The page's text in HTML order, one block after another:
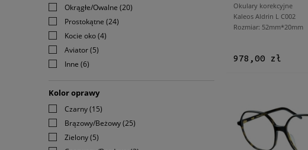
Okrągłe/Owalne (20)
Prostokątne (24)
Kocie oko(4)
Aviator(5)
Inne (6)
Kolor oprawy
Czarny(15)
Brązowy/Beżowy(25)
Zielony(5)
Okulary korekcyjne
Kaleos Aldrin L C002
Rozmiar: 52mm*20mm
978,00 zł